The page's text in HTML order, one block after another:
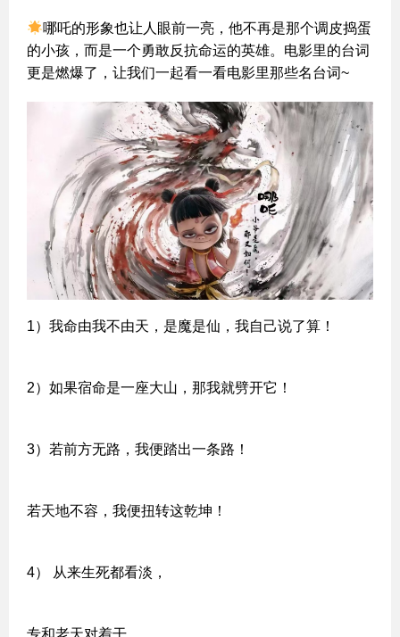
哪吒的形象也让人眼前一亮，他不再是那个调皮捣蛋
的小孩，而是一个勇敢反抗命运的英雄。电影里的台词
更是燃爆了，让我们一起看一看电影里那些名台词~
1）我命由我不由天，是魔是仙，我自己说了算！
2）如果宿命是一座大山，那我就劈开它！
3）若前方无路，我便踏出一条路！
若天地不容，我便扭转这乾坤！
4） 从来生死都看淡，
专和老天对着干，